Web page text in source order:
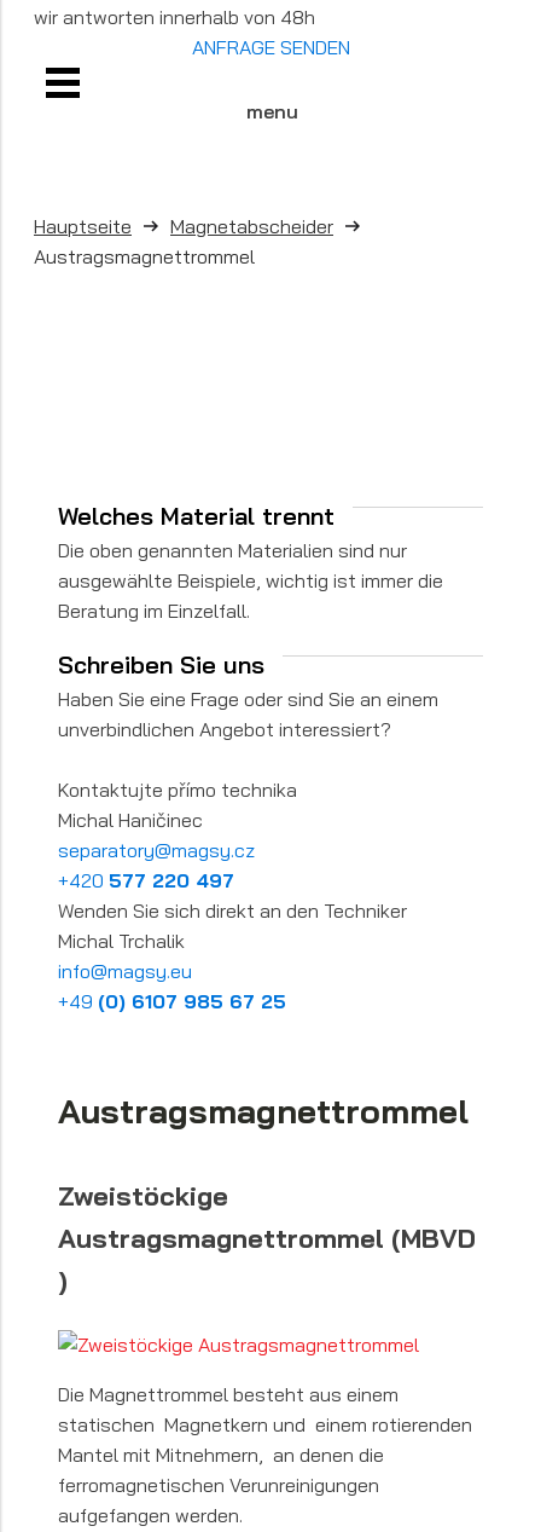
wir antworten innerhalb von 48h
ANFRAGE SENDEN
menu
Hauptseite
Magnetabscheider
Austragsmagnettrommel
Welches Material trennt
Die oben genannten Materialien sind nur
ausgewählte Beispiele, wichtig ist immer die
Beratung im Einzelfall.
Schreiben Sie uns
Haben Sie eine Frage oder sind Sie an einem
unverbindlichen Angebot interessiert?
Kontaktujte přímo technika
Michal Haničinec
separatory@magsy.cz
+420 577 220 497
Wenden Sie sich direkt an den Techniker
Michal Trchalik
info@magsy.eu
+49 (0) 6107 985 67 25
Austragsmagnettrommel
Zweistöckige
Austragsmagnettrommel (MBVD
)
Die Magnettrommel besteht aus einem
statischen Magnetkern und einem rotierenden
Mantel mit Mitnehmern, an denen die
ferromagnetischen Verunreinigungen
aufgefangen werden.